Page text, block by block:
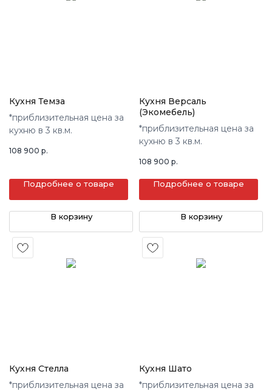
Кухня Темза
*приблизительная цена за
кухню в 3 кв.м.
108 900 р.
Подробнее о товаре
В корзину
Кухня Версаль
(Экомебель)
*приблизительная цена за
кухню в 3 кв.м.
108 900 р.
Подробнее о товаре
В корзину
Кухня Стелла
*приблизительная цена за
Кухня Шато
*приблизительная цена за